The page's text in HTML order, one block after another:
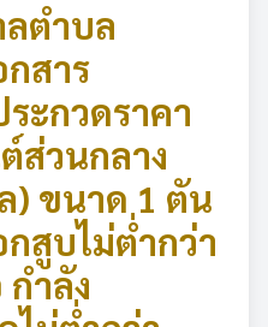
ตำบล
สาร
ะกวดราคา
ส่วนกลาง
) ขนาด 1 ตัน
สูบไม่ต่ำกว่า
ำลัง